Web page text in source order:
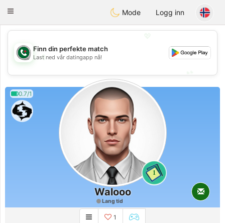
Weshrak
Toggle
Mode Logg inn
💖
💕
Finn din perfekte match
Last ned vår datingapp nå!
0.7/1
1
Walooo
Lang tid
1